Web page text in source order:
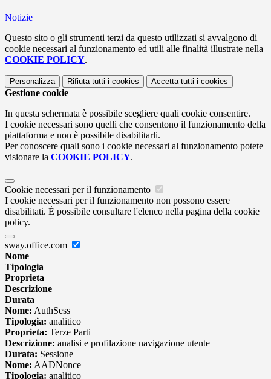
Notizie
Questo sito o gli strumenti terzi da questo utilizzati si avvalgono di
cookie necessari al funzionamento ed utili alle finalità illustrate nella
COOKIE POLICY.
Personalizza Rifiuta tutti i cookies Accetta tutti i cookies
Gestione cookie
In questa schermata è possibile scegliere quali cookie consentire.
I cookie necessari sono quelli che consentono il funzionamento della
piattaforma e non è possibile disabilitarli.
Per conoscere quali sono i cookie necessari al funzionamento potete
visionare la COOKIE POLICY.
Cookie necessari per il funzionamento
I cookie necessari per il funzionamento non possono essere
disabilitati. È possibile consultare l'elenco nella pagina della cookie
policy.
sway.office.com
Nome
Tipologia
Proprieta
Descrizione
Durata
Nome: AuthSess
Tipologia: analitico
Proprieta: Terze Parti
Descrizione: analisi e profilazione navigazione utente
Durata: Sessione
Nome: AADNonce
Tipologia: analitico